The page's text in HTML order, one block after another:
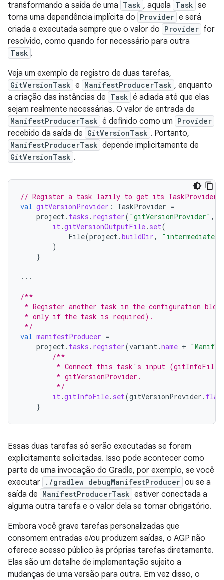
transformando a saída de uma Task , aquela Task se
torna uma dependência implícita do Provider e será
criada e executada sempre que o valor do Provider for
resolvido, como quando for necessário para outra
Task .
Veja um exemplo de registro de duas tarefas,
GitVersionTask e ManifestProducerTask , enquanto
a criação das instâncias de Task é adiada até que elas
sejam realmente necessárias. O valor de entrada de
ManifestProducerTask é definido como um Provider
recebido da saída de GitVersionTask . Portanto,
ManifestProducerTask depende implicitamente de
GitVersionTask .
// Register a task lazily to get its TaskProvider.
val gitVersionProvider : TaskProvider =
project. tasks . register( "gitVersionProvider" ,
it.gitVersionOutputFile. set(
File(project.buildDir,
)
}
...
/**
* Register another task in the configuration
* only if the task is required).
*/
val manifestProducer =
project. tasks . register(variant.name +
/**
* Connect this task's input
         * gitVersionProvider.
         */
it.gitInfoFile. set(gitVersionProvider .
}
Essas duas tarefas só serão executadas se forem
explicitamente solicitadas. Isso pode acontecer como
parte de uma invocação do Gradle, por exemplo, se você
executar
./gradlew debugManifestProducer ou se a
saída de ManifestProducerTask estiver conectada a
alguma outra tarefa e o valor dela se tornar obrigatório.
Embora você grave tarefas personalizadas que
consomem entradas e/ou produzem saídas, o AGP não
oferece acesso público às próprias tarefas diretamente.
Elas são um detalhe de implementação sujeito a
mudanças de uma versão para outra. Em vez disso, o